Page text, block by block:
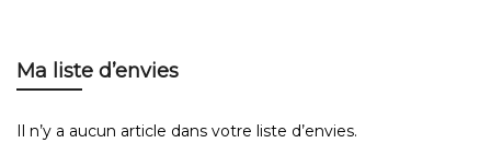
Ma liste d’envies
Il n’y a aucun article dans votre liste d’envies.